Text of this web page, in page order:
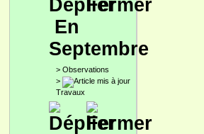
En
Septembre
> Observations
>
Travaux